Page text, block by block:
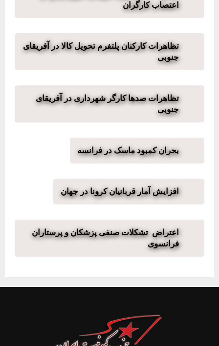
اعتصاب کارگران
تظاهرات کارکنان پلتفرم‌ تحویل کالا در آفریقای
جنوبی
تظاهرات صدها کارگر شهرداری در آفریقای
جنوبی
بحران کمبود ماسک در فرانسه
افزایش آمار قربانیان کرونا در جهان
اعتراض تشکلات صنفی پزشکان و پرستاران
فرانسوی